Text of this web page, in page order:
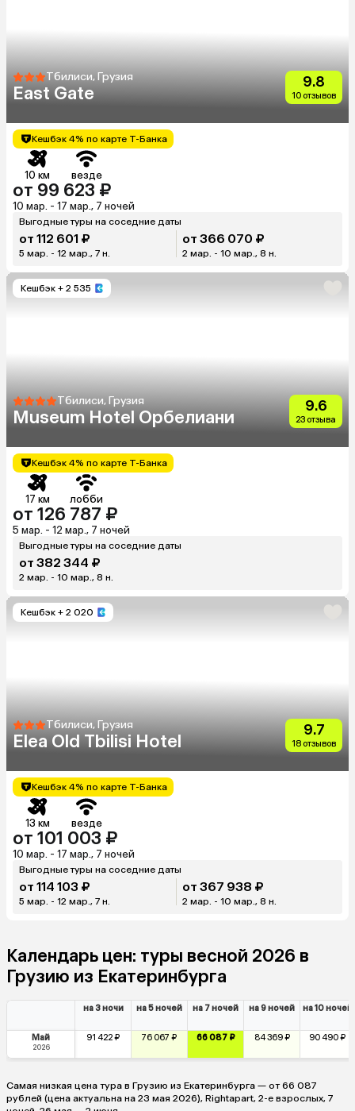
Тбилиси, Грузия
East Gate
9.8
10 отзывов
Кешбэк 4% по карте Т-Банка
10 км везде
от 99 623 ₽
10 мар. - 17 мар., 7 ночей
Выгодные туры на соседние даты
от 112 601 ₽
5 мар. - 12 мар., 7 н.
от 366 070 ₽
2 мар. - 10 мар., 8 н.
Кешбэк + 2 535
Тбилиси, Грузия
Museum Hotel Орбелиани
9.6
23 отзыва
Кешбэк 4% по карте Т-Банка
17 км лобби
от 126 787 ₽
5 мар. - 12 мар., 7 ночей
Выгодные туры на соседние даты
от 382 344 ₽
2 мар. - 10 мар., 8 н.
Кешбэк + 2 020
Тбилиси, Грузия
Elea Old Tbilisi Hotel
9.7
18 отзывов
Кешбэк 4% по карте Т-Банка
13 км везде
от 101 003 ₽
10 мар. - 17 мар., 7 ночей
Выгодные туры на соседние даты
от 114 103 ₽
5 мар. - 12 мар., 7 н.
от 367 938 ₽
2 мар. - 10 мар., 8 н.
Календарь цен: туры весной 2026 в
Грузию из Екатеринбурга
на 3 ночи на 5 ночей на 7 ночей на 9 ночей на 10 ночей
Май
2026
91 422 ₽ 76 067 ₽ 66 087 ₽ 84 369 ₽ 90 490 ₽
Самая низкая цена тура в Грузию из Екатеринбурга — от 66 087
рублей (цена актуальна на 23 мая 2026), Rightapart, 2-е взрослых, 7